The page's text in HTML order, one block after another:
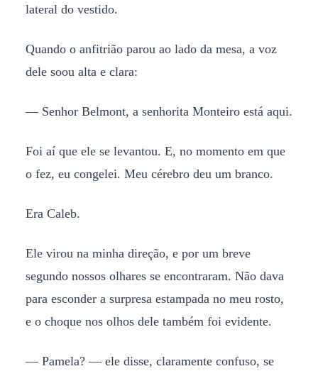
lateral do vestido.
Quando o anfitrião parou ao lado da mesa, a voz
dele soou alta e clara:
— Senhor Belmont, a senhorita Monteiro está aqui.
Foi aí que ele se levantou. E, no momento em que
o fez, eu congelei. Meu cérebro deu um branco.
Era Caleb.
Ele virou na minha direção, e por um breve
segundo nossos olhares se encontraram. Não dava
para esconder a surpresa estampada no meu rosto,
e o choque nos olhos dele também foi evidente.
— Pamela? — ele disse, claramente confuso, se